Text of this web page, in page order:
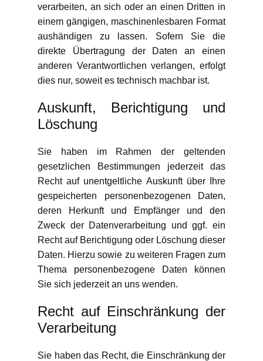
verarbeiten, an sich oder an einen Dritten in
einem gängigen, maschinenlesbaren Format
aushändigen zu lassen. Sofern Sie die
direkte Übertragung der Daten an einen
anderen Verantwortlichen verlangen, erfolgt
dies nur, soweit es technisch machbar ist.
Auskunft, Berichtigung und
Löschung
Sie haben im Rahmen der geltenden
gesetzlichen Bestimmungen jederzeit das
Recht auf unentgeltliche Auskunft über Ihre
gespeicherten personenbezogenen Daten,
deren Herkunft und Empfänger und den
Zweck der Datenverarbeitung und ggf. ein
Recht auf Berichtigung oder Löschung dieser
Daten. Hierzu sowie zu weiteren Fragen zum
Thema personenbezogene Daten können
Sie sich jederzeit an uns wenden.
Recht auf Einschränkung der
Verarbeitung
Sie haben das Recht, die Einschränkung der